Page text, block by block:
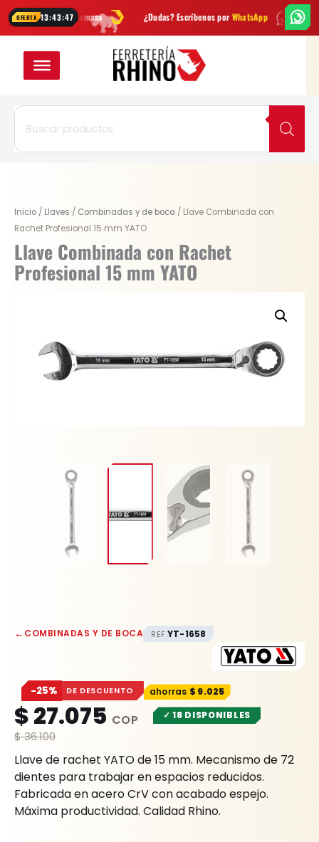
OFERTA 13:43:46
cada semana ¿Dudas? Escríbenos porWhatsApp EnvíoGRATIS
contenido
Búsqueda
productos
Inicio / Llaves / Combinadas y de boca / Llave Combinada con
Rachet Profesional 15 mm YATO
Llave Combinada con Rachet
Profesional 15 mm YATO
←COMBINADAS Y DE BOCA REF.YT-1658
−25% DE DESCUENTO $ 9.025
$36.100
Original
price
was:
$ 36.100.
$27.075
Current
price
is:
$ 27.075.
✓ 18 DISPONIBLES
Llave de rachet YATO de 15 mm. Mecanismo de 72
dientes para trabajar en espacios reducidos.
Fabricada en acero CrV con acabado espejo.
Máxima productividad. Calidad Rhino.
Llave
Combinada
con
Rachet
Profesional
cantidad